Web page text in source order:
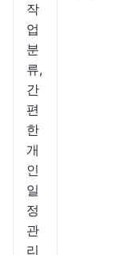
작
업
분
류,
간
편
한
개
인
일
정
관
리